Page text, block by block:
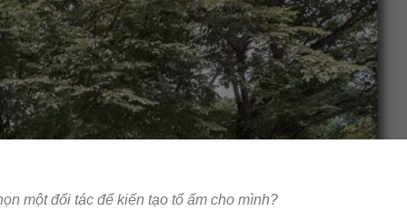
một đối tác để kiến tạo tổ ấm cho mình?